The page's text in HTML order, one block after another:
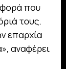
που
τους.
επαρχία
αναφέρει